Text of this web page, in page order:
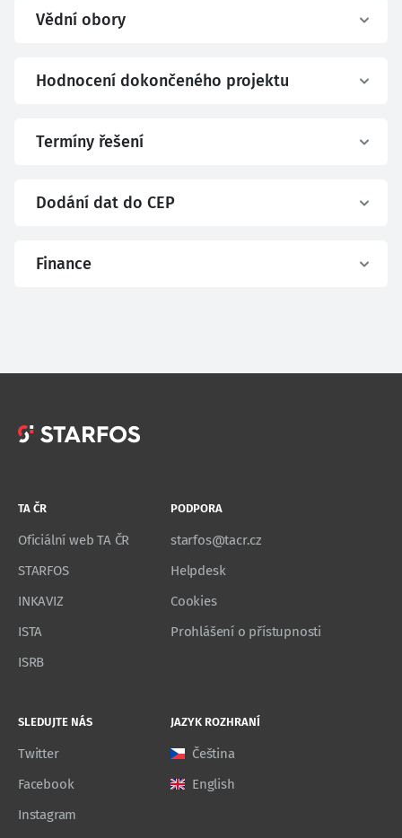
Vědní obory
Hodnocení dokončeného projektu
Termíny řešení
Dodání dat do CEP
Finance
TA ČR
Oficiální web TA ČR
STARFOS
INKAVIZ
ISTA
ISRB
PODPORA
starfos@tacr.cz
Helpdesk
Cookies
Prohlášení o přístupnosti
SLEDUJTE NÁS
Twitter
Facebook
Instagram
JAZYK ROZHRANÍ
Čeština
English